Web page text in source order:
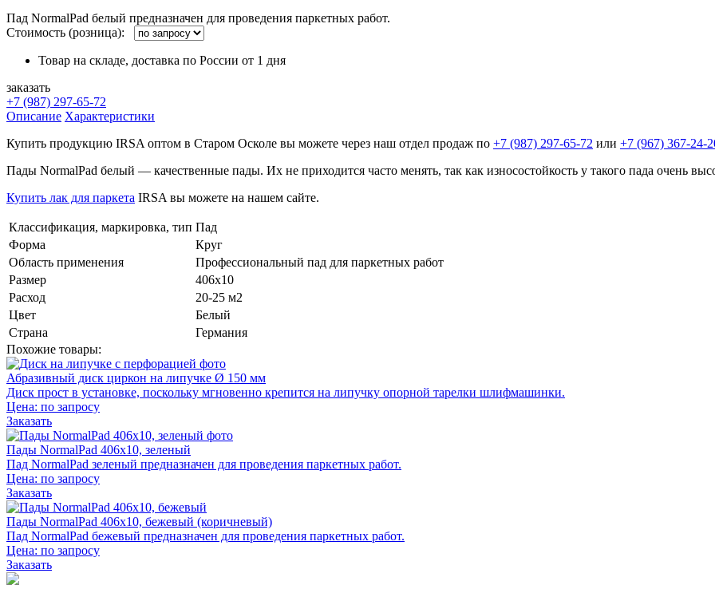
Пад NormalPad белый предназначен для проведения паркетных работ.
Стоимость (розница):
Товар на складе, доставка по России от 1 дня
заказать
+7 (987) 297-65-72
Описание Характеристики
Купить продукцию IRSA оптом в Старом Осколе вы можете через наш отдел продаж по +7 (987) 297-65-72 или +7 (967) 367-24-
Пады NormalPad белый — качественные пады. Их не приходится часто менять, так как износостойкость у такого пада очень
Купить лак для паркета IRSA вы можете на нашем сайте.
Классификация, маркировка, тип Пад
Форма
Круг
Область применения
Профессиональный пад для паркетных работ
Размер
406х10
Расход
20-25 м2
Цвет
Белый
Страна
Германия
Похожие товары:
Абразивный диск циркон на липучке Ø 150 мм
Диск прост в установке, поскольку мгновенно крепится на липучку опорной тарелки шлифмашинки.
Цена: по запросу
Заказать
Пады NormalPad 406х10, зеленый
Пад NormalPad зеленый предназначен для проведения паркетных работ.
Цена: по запросу
Заказать
Пады NormalPad 406х10, бежевый (коричневый)
Пад NormalPad бежевый предназначен для проведения паркетных работ.
Цена: по запросу
Заказать